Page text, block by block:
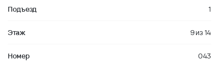
Подъезд 1
Этаж 9из14
Номер 043